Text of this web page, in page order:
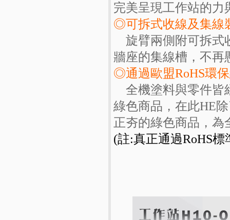
完美呈現工作站的力
◎可拆式收線及集線
旋臂兩側附可拆式
牆座的集線槽，不再
◎通過歐盟RoHS環
全機塗料與零件皆
綠色商品，在此HE
正夯的綠色商品，為
(註:真正通過RoHS